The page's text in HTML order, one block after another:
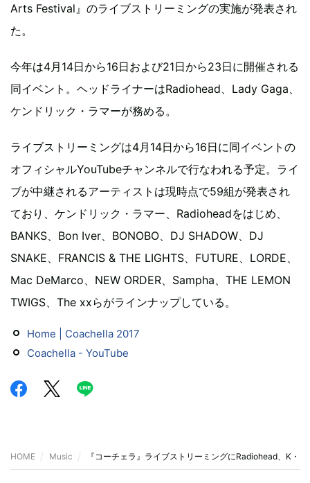
Arts Festival』のライブストリーミングの実施が発表され
た。
今年は4月14日から16日および21日から23日に開催される
同イベント。ヘッドライナーはRadiohead、Lady Gaga、
ケンドリック・ラマーが務める。
ライブストリーミングは4月14日から16日に同イベントの
オフィシャルYouTubeチャンネルで行なわれる予定。ライ
ブが中継されるアーティストは現時点で59組が発表され
ており、ケンドリック・ラマー、Radioheadをはじめ、
BANKS、Bon Iver、BONOBO、DJ SHADOW、DJ
SNAKE、FRANCIS & THE LIGHTS、FUTURE、LORDE、
Mac DeMarco、NEW ORDER、Sampha、THE LEMON
TWIGS、The xxらがラインナップしている。
Home | Coachella 2017
Coachella - YouTube
HOME Music 『コーチェラ』ライブストリーミングにRadiohead、K・